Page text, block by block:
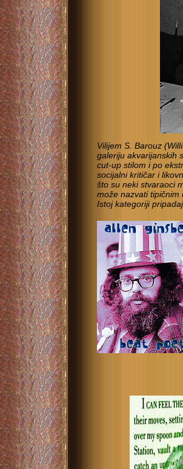
Vilijem S. Barouz
galeriju akvarijanskih
cut-up stilom i po
socijalni kritičar i
što su neki stvaraoci
može nazvati
Istoj kategoriji